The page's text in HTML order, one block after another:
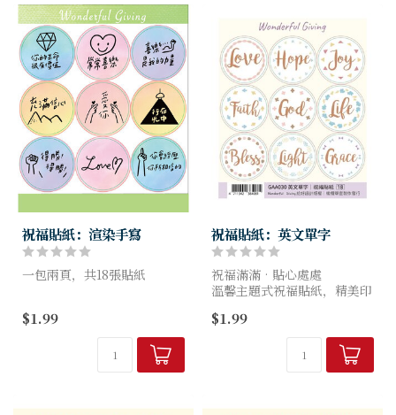
祝福貼紙：渲染手寫
一包兩頁，共18張貼紙
$1.99
祝福貼紙：英文單字
祝福滿滿‧貼心處處
溫馨主題式祝福貼紙，精美印
信心金句、單字金言、可愛小
羊多種風格可選，
裝飾、禮物包裝兩相宜。
特色 溫馨主題式祝福貼...
$1.99